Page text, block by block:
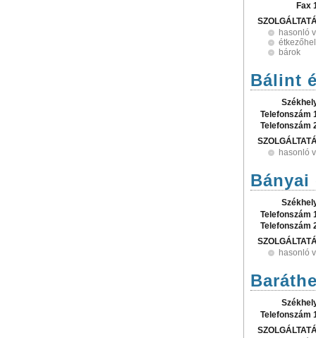
Fax
hasonló
bárok
Bálint
Telefonszám
Telefonszám
hasonló
Bányai
Telefonszám
Telefonszám
hasonló
Telefonszám